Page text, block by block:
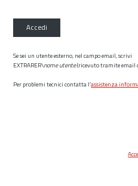
Accedi
Se sei un utente esterno, nel campo email, scrivi
EXTRARER\nome utente(ricevuto tramite email
Per problemi tecnici contatta l’assistenza